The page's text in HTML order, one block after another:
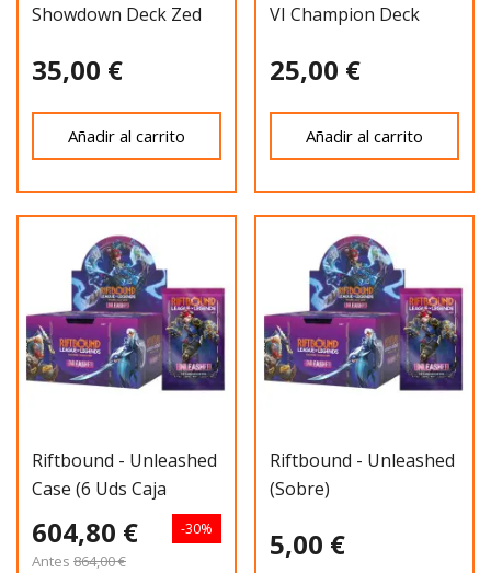
Showdown Deck Zed
35,00 €
Añadir al carrito
VI Champion Deck
25,00 €
Añadir al carrito
Riftbound - Unleashed
Case (6 Uds Caja
604,80 €
Antes 864,00 €
-30%
Riftbound - Unleashed
(Sobre)
5,00 €